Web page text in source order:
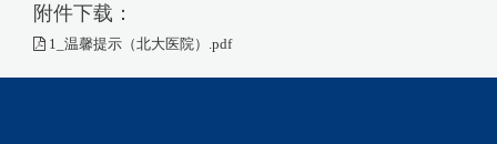
附件下载：
1_温馨提示（北大医院）.pdf